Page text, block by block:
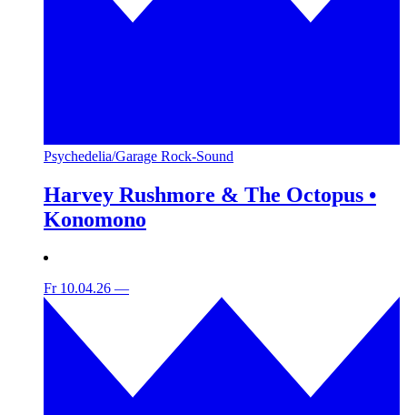
Psychedelia/Garage Rock-Sound
Harvey Rushmore & The Octopus •
Konomono
Fr 10.04.26 —